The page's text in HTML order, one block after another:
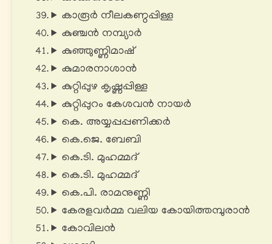
കാരൂർ നീലകണ്ഠപ്പിള്ള
കുഞ്ചൻ നമ്പ്യാർ
കുഞ്ഞുണ്ണിമാഷ്
കുമാരനാശാൻ
കുറ്റിപ്പുഴ കൃഷ്ണപ്പിള്ള
കുറ്റിപ്പുറം കേശവൻ നായർ
കെ. അയ്യപ്പപ്പണിക്കർ
കെ.ജെ. ബേബി
കെ.ടി. മുഹമ്മദ്
കെ.ടി. മുഹമ്മദ്
കെ.പി. രാമനുണ്ണി
കേരളവർമ്മ വലിയ കോയിത്തമ്പുരാൻ
കോവിലൻ